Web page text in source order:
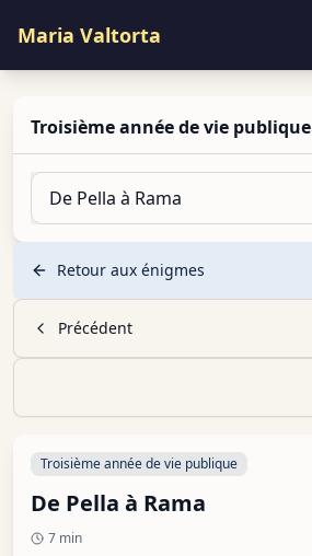
Maria Valtorta
Troisième année de vie publique
De Pella à Rama
Retour aux énigmes
Précédent
Troisième année de vie publique
De Pella à Rama
7 min